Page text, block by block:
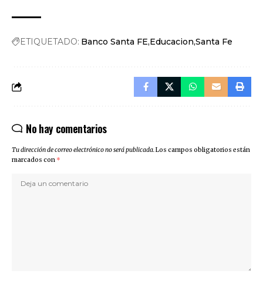
ETIQUETADO: Banco Santa FE Educacion Santa Fe
No hay comentarios
Tu dirección de correo electrónico no será publicada.Los campos obligatorios están
marcados con *